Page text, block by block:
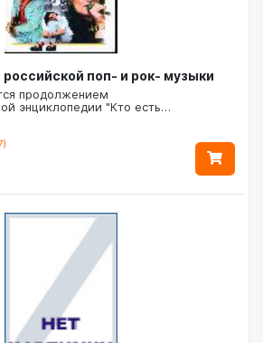
поп- и рок- музыки
продолжением
энциклопедии "Кто есть…